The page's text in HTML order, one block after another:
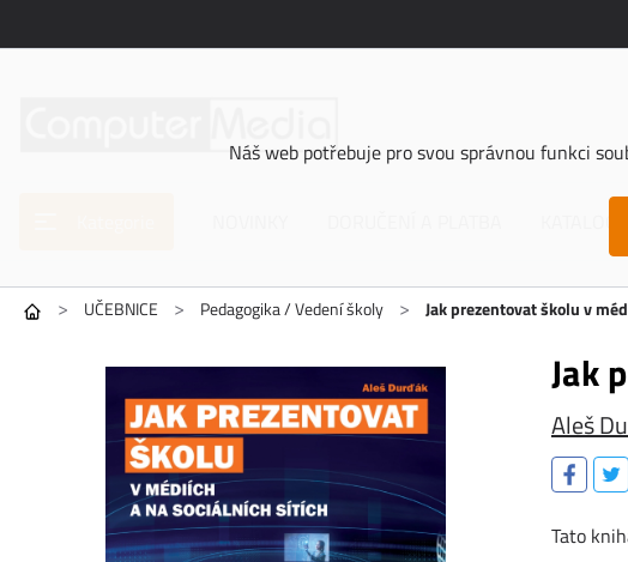
Náš web potřebuje pro svou správnou funkci
> UČEBNICE > Pedagogika / Vedení školy > Jak prezentovat školu v
Jak
Aleš
Tato